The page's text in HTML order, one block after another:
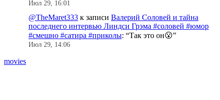
Июл 29, 16:01
@TheMaret333 к записи Валерий Соловей и тайна
последнего интервью Линдси Грэма #соловей #юмор
#смешно #сатира #приколы: “Так это он😮”
Июл 29, 14:06
movies